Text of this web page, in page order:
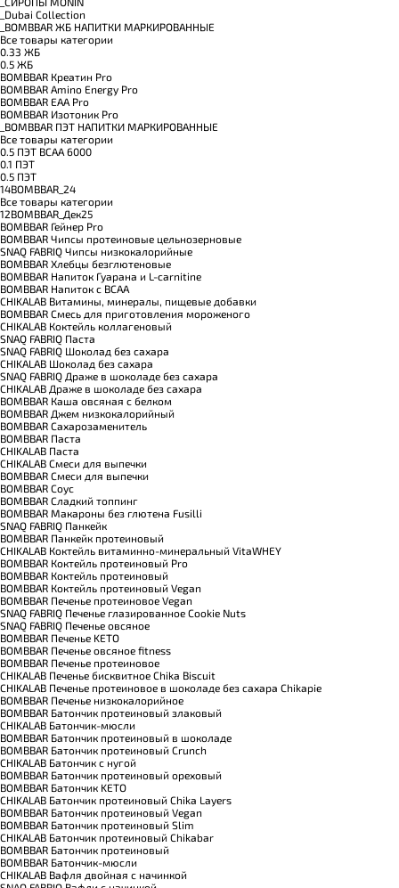
_Dubai Collection
_BOMBBAR ЖБ НАПИТКИ МАРКИРОВАННЫЕ
Все товары категории
0.33 ЖБ
0.5 ЖБ
BOMBBAR Креатин Pro
BOMBBAR Amino Energy Pro
BOMBBAR EAA Pro
BOMBBAR Изотоник Pro
_BOMBBAR ПЭТ НАПИТКИ МАРКИРОВАННЫЕ
Все товары категории
0.5 ПЭТ ВСАА 6000
0.1 ПЭТ
0.5 ПЭТ
14BOMBBAR_24
Все товары категории
12BOMBBAR_Дек25
BOMBBAR Гейнер Pro
BOMBBAR Чипсы протеиновые цельнозерновые
SNAQ FABRIQ Чипсы низкокалорийные
BOMBBAR Хлебцы безглютеновые
BOMBBAR Напиток Гуарана и L-carnitine
BOMBBAR Напиток с BCAA
CHIKALAB Витамины, минералы, пищевые добавки
BOMBBAR Смесь для приготовления мороженого
CHIKALAB Коктейль коллагеновый
SNAQ FABRIQ Паста
SNAQ FABRIQ Шоколад без сахара
CHIKALAB Шоколад без сахара
SNAQ FABRIQ Драже в шоколаде без сахара
CHIKALAB Драже в шоколаде без сахара
BOMBBAR Каша овсяная с белком
BOMBBAR Джем низкокалорийный
BOMBBAR Сахарозаменитель
BOMBBAR Паста
CHIKALAB Паста
CHIKALAB Смеси для выпечки
BOMBBAR Смеси для выпечки
BOMBBAR Соус
BOMBBAR Сладкий топпинг
BOMBBAR Макароны без глютена Fusilli
SNAQ FABRIQ Панкейк
BOMBBAR Панкейк протеиновый
CHIKALAB Коктейль витаминно-минеральный VitaWHEY
BOMBBAR Коктейль протеиновый Pro
BOMBBAR Коктейль протеиновый
BOMBBAR Коктейль протеиновый Vegan
BOMBBAR Печенье протеиновое Vegan
SNAQ FABRIQ Печенье глазированное Cookie Nuts
SNAQ FABRIQ Печенье овсяное
BOMBBAR Печенье KETO
BOMBBAR Печенье овсяное fitness
BOMBBAR Печенье протеиновое
CHIKALAB Печенье бисквитное Chika Biscuit
CHIKALAB Печенье протеиновое в шоколаде без сахара Chikapie
BOMBBAR Печенье низкокалорийное
BOMBBAR Батончик протеиновый злаковый
CHIKALAB Батончик-мюсли
BOMBBAR Батончик протеиновый в шоколаде
BOMBBAR Батончик протеиновый Crunch
CHIKALAB Батончик с нугой
BOMBBAR Батончик протеиновый ореховый
BOMBBAR Батончик KETO
CHIKALAB Батончик протеиновый Chika Layers
BOMBBAR Батончик протеиновый Vegan
BOMBBAR Батончик протеиновый Slim
CHIKALAB Батончик протеиновый Chikabar
BOMBBAR Батончик протеиновый
BOMBBAR Батончик-мюсли
CHIKALAB Вафля двойная с начинкой